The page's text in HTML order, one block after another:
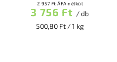
2 957 Ft ÁFA nélkül
3 756 Ft / db
500,80 Ft / 1 kg